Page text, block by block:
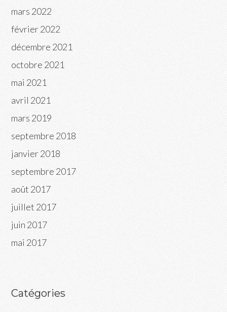
mars 2022
février 2022
décembre 2021
octobre 2021
mai 2021
avril 2021
mars 2019
septembre 2018
janvier 2018
septembre 2017
août 2017
juillet 2017
juin 2017
mai 2017
Catégories